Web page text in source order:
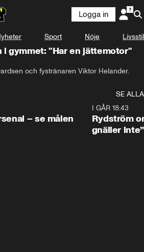
Logga in
Sport Nöje Livsstil
i gymmet: "Har en jättemotor"
och fystränaren Viktor Helander.
SE ALLA
– se målen
I GÅR 18:43
Rydström
gnäller inte”